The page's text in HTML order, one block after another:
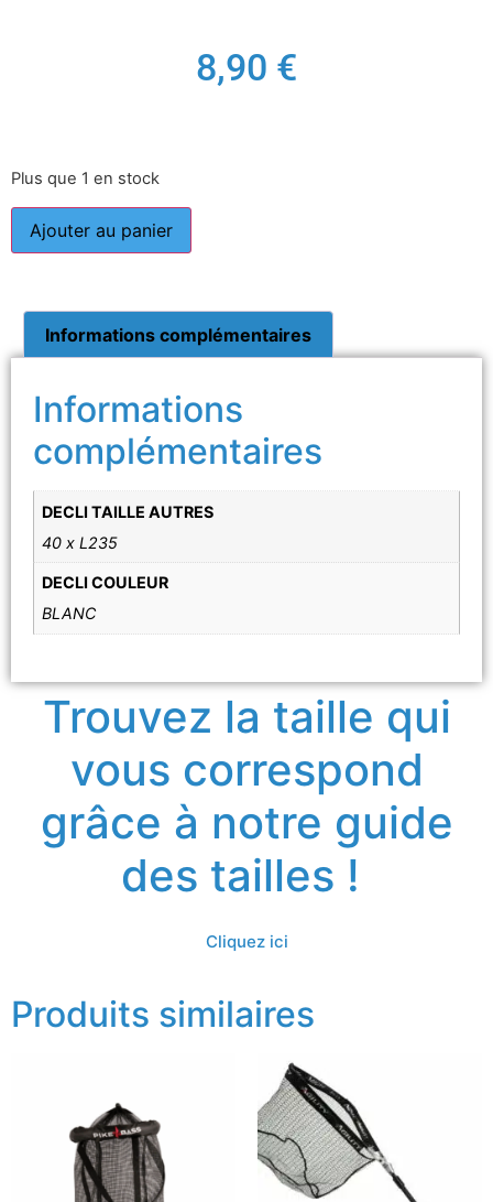
8,90 €
Plus que 1 en stock
Ajouter au panier
Informations complémentaires
Informations
complémentaires
DECLI TAILLE AUTRES
40 x L235
DECLI COULEUR
BLANC
Trouvez la taille qui
vous correspond
grâce à notre guide
des tailles !
Cliquez ici
Produits similaires